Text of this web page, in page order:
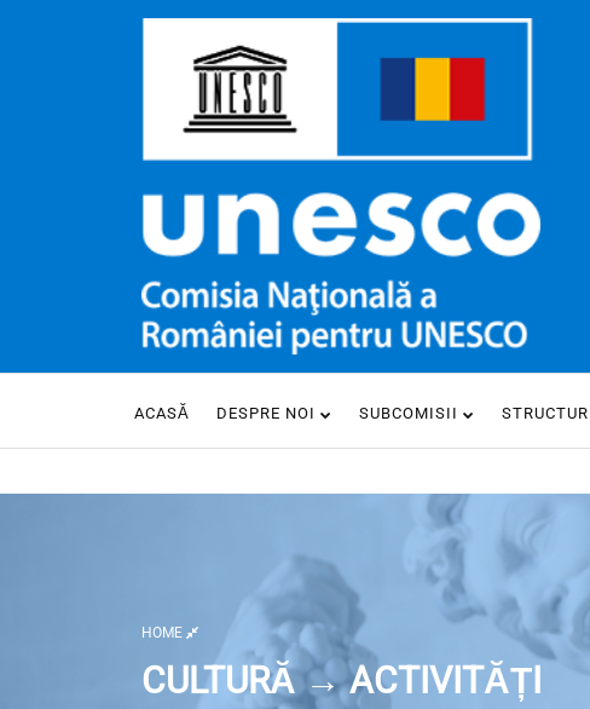
ACASĂ DESPRE NOI SUBCOMISII
HOME
CULTURĂ → ACTIVITĂȚI